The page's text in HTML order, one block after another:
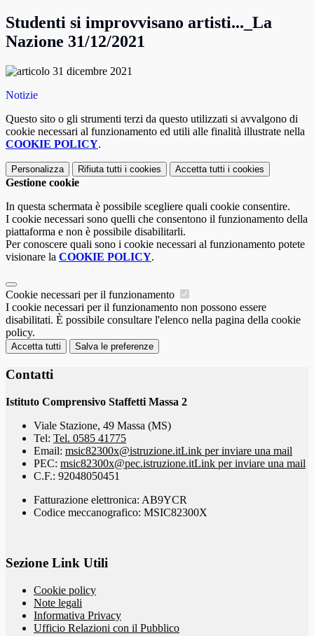
Studenti si improvvisano artisti..._La
Nazione 31/12/2021
Notizie
Questo sito o gli strumenti terzi da questo utilizzati si avvalgono di
cookie necessari al funzionamento ed utili alle finalità illustrate nella
COOKIE POLICY.
Personalizza Rifiuta tutti i cookies Accetta tutti i cookies
Gestione cookie
In questa schermata è possibile scegliere quali cookie consentire.
I cookie necessari sono quelli che consentono il funzionamento della
piattaforma e non è possibile disabilitarli.
Per conoscere quali sono i cookie necessari al funzionamento potete
visionare la COOKIE POLICY.
Cookie necessari per il funzionamento
I cookie necessari per il funzionamento non possono essere
disabilitati. È possibile consultare l'elenco nella pagina della cookie
policy.
Accetta tutti Salva le preferenze
Contatti
Istituto Comprensivo Staffetti Massa 2
Viale Stazione, 49 Massa (MS)
Tel: Tel. 0585 41775
Email: msic82300x@istruzione.itLink per inviare una mail
PEC: msic82300x@pec.istruzione.itLink per inviare una mail
C.F.: 92048050451
Fatturazione elettronica: AB9YCR
Codice meccanografico: MSIC82300X
Sezione Link Utili
Cookie policy
Note legali
Informativa Privacy
Ufficio Relazioni con il Pubblico